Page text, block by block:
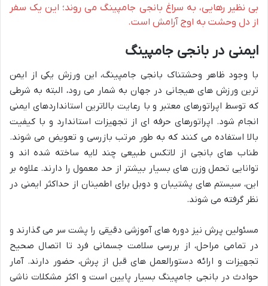
بی نظیر رهایی، به سراغ بانجی جامپینگ می روند؛ این یک سفر
از دل وحشت به اوج آرامش است.
ایمنی در بانجی جامپینگ
با وجود ظاهر وحشتناک بانجی جامپینگ، این ورزش یکی از ایمن
ترین ورزش های هیجانی در جهان به شمار می رود، البته به شرطی
که توسط اپراتورهای معتبر و با رعایت بالاترین استانداردهای ایمنی
انجام شود. اپراتورهای حرفه ای از تجهیزات استاندارد و با کیفیت
بالا استفاده می کنند که به طور مرتب بازرسی و تعویض می شوند.
طناب های بانجی از لاتکس طبیعی چند لایه ساخته شده اند و
توانایی تحمل وزن های بسیار بیشتر از حد معمول را دارند. علاوه بر
این، سیستم های پشتیبان و دوبل برای اطمینان از حداکثر ایمنی در
نظر گرفته می شوند.
مسئولین پرش نیز دوره های آموزشی دقیقی را پشت سر می گذارند و
در تمامی مراحل، از بررسی سلامت جسمانی فرد تا اتصال صحیح
تجهیزات و ارائه دستورالعمل های قبل از پرش، حضور دارند. آمار
حوادث در بانجی جامپینگ بسیار پایین است و اکثر مشکلات ناشی